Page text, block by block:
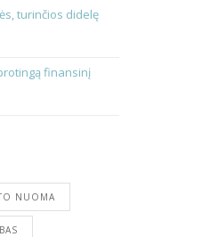
turinčios didelę
finansinį
NUOMA